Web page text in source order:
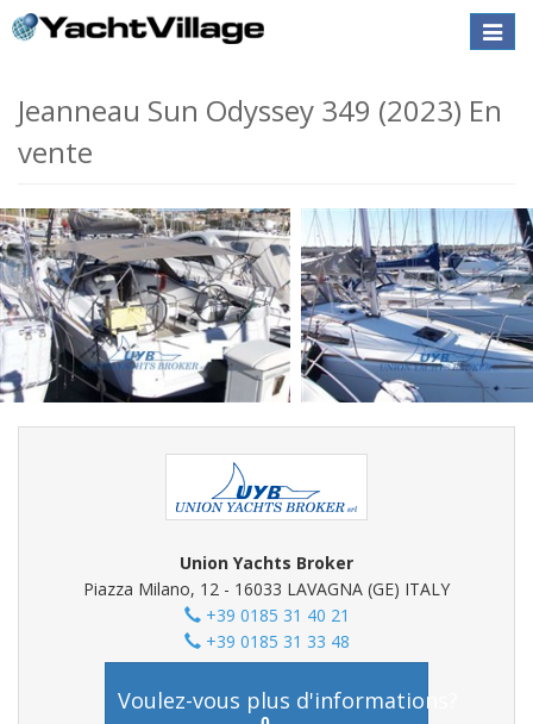
Toggle
Jeanneau Sun Odyssey 349 (2023) En
vente
Union Yachts Broker
Piazza Milano, 12 - 16033 LAVAGNA (GE) ITALY
+39 0185 31 40 21
+39 0185 31 33 48
Voulez-vous plus d'informations?